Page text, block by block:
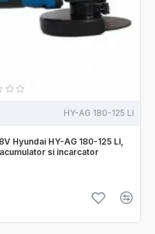
HY-AG 180-125 LI
Hyundai HY-AG 180-125 LI,
si incarcator